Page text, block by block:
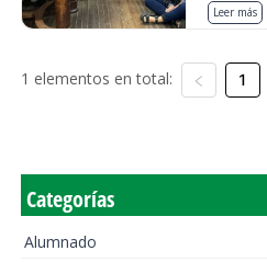
Leer más
1 elementos en total: 1
Categorías
Alumnado